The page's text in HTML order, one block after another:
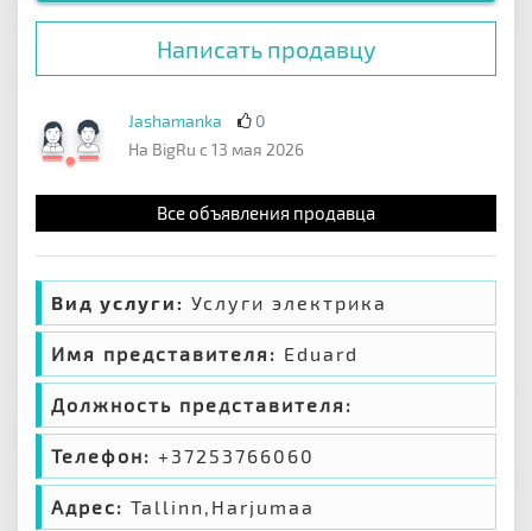
Написать продавцу
Jashamanka
0
На BigRu с 13 мая 2026
Все объявления продавца
Вид услуги: Услуги электрика
Имя представителя: Eduard
Должность представителя:
Телефон: +37253766060
Адрес: Tallinn,Harjumaa